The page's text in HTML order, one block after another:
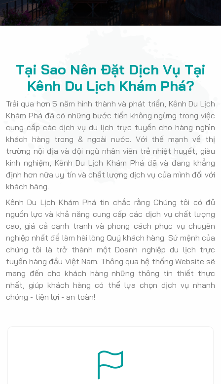
Tại Sao Nên Đặt Dịch Vụ Tại
Kênh Du Lịch Khám Phá?
Trải qua hơn 5 năm hình thành và phát triển, Kênh Du Lịch
Khám Phá đã có những bước tiến không ngừng trong việc
cung cấp các dịch vụ du lịch trực tuyến cho hàng nghìn
khách hàng trong & ngoài nước. Với thế mạnh về thị
trường nội địa và đội ngũ nhân viên trẻ nhiệt huyết, giàu
kinh nghiệm, Kênh Du Lịch Khám Phá đã và đang khẳng
định hơn nữa uy tín và chất lượng dịch vụ của mình đối với
khách hàng.
Kênh Du Lịch Khám Phá tin chắc rằng Chúng tôi có đủ
nguồn lực và khả năng cung cấp các dịch vụ chất lượng
cao, giá cả cạnh tranh và phong cách phục vụ chuyên
nghiệp nhất để làm hài lòng Quý khách hàng. Sứ mệnh của
chúng tôi là trở thành một Doanh nghiệp du lịch trực
tuyến hàng đầu Việt Nam. Thông qua hệ thống Website sẽ
mang đến cho khách hàng những thông tin thiết thực
nhất, giúp khách hàng có thể lựa chọn dịch vụ nhanh
chóng - tiện lợi - an toàn!